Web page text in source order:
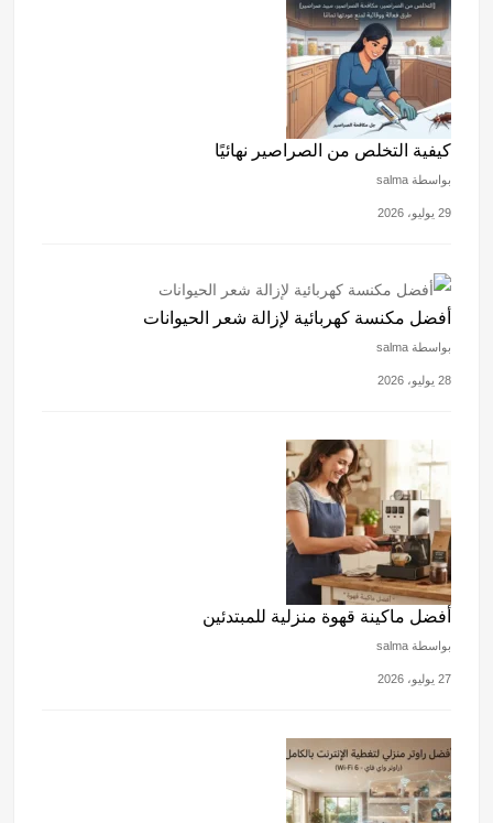
كيفية التخلص من الصراصير نهائيًا
بواسطة salma
29 يوليو، 2026
أفضل مكنسة كهربائية لإزالة شعر الحيوانات
بواسطة salma
28 يوليو، 2026
أفضل ماكينة قهوة منزلية للمبتدئين
بواسطة salma
27 يوليو، 2026